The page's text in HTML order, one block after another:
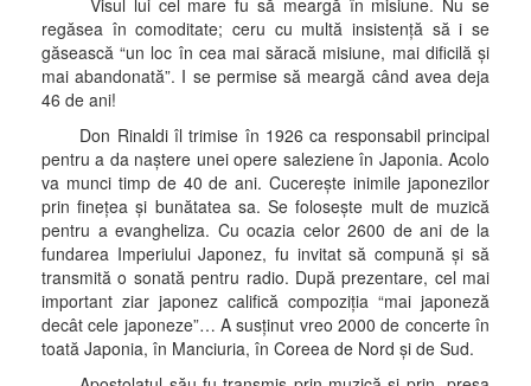
regăsea în comoditate; ceru cu multă insistenţă să i se
găsească “un loc în cea mai săracă misiune, mai dificilă şi
mai abandonată”. I se permise să meargă când avea deja
46 de ani!
Don Rinaldi îl trimise în 1926 ca responsabil principal
pentru a da naştere unei opere saleziene în Japonia. Acolo
va munci timp de 40 de ani. Cucereşte inimile japonezilor
prin fineţea şi bunătatea sa. Se foloseşte mult de muzică
pentru a evangheliza. Cu ocazia celor 2600 de ani de la
fundarea Imperiului Japonez, fu invitat să compună şi să
transmită o sonată pentru radio. După prezentare, cel mai
important ziar japonez califică compoziţia “mai japoneză
decât cele japoneze”… A susţinut vreo 2000 de concerte în
toată Japonia, în Manciuria, în Coreea de Nord şi de Sud.